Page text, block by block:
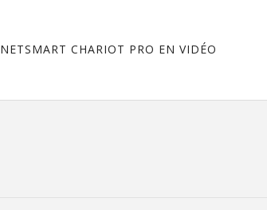
NETSMART CHARIOT PRO EN VIDÉO